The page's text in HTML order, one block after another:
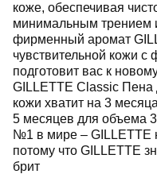
коже, обеспечивая
минимальным трением
фирменный аромат
чувствительной кожи
подготовит вас к
GILLETTE Classic Пена
кожи хватит на 3
5 месяцев для объема
№1 в мире – GILLETTE
потому что GILLETTE
брит